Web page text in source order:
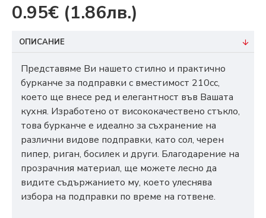
0.95€ (1.86лв.)
ОПИСАНИЕ
Представяме Ви нашето стилно и практично
бурканче за подправки с вместимост 210cc,
което ще внесе ред и елегантност във Вашата
кухня. Изработено от висококачествено стъкло,
това бурканче е идеално за съхранение на
различни видове подправки, като сол, черен
пипер, риган, босилек и други. Благодарение на
прозрачния материал, ще можете лесно да
видите съдържанието му, което улеснява
избора на подправки по време на готвене.